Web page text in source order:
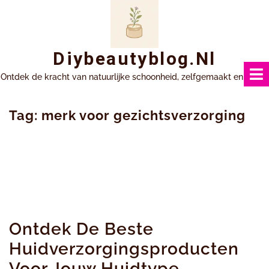
Diybeautyblog.nl
Ontdek de kracht van natuurlijke schoonheid, zelfgemaakt en uniek.
Tag: merk voor gezichtsverzorging
Ontdek De Beste
Huidverzorgingsproducten